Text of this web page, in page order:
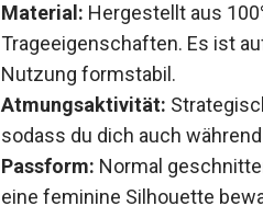
Material: Hergestellt aus
Trageeigenschaften. Es ist
Nutzung formstabil.
Atmungsaktivität:
sodass du dich auch
Passform: Normal
eine feminine Silhouette